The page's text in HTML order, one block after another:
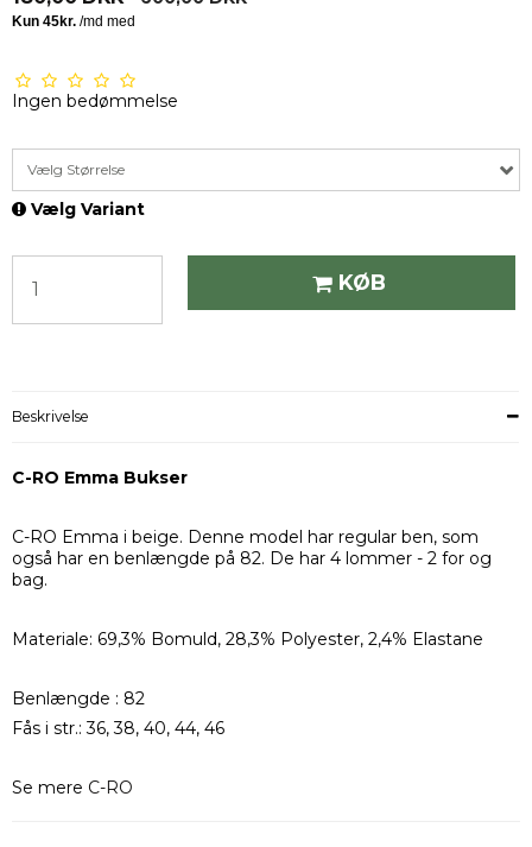
Ingen bedømmelse
Vælg Størrelse
Vælg Variant
KØB
Beskrivelse
C-RO Emma Bukser
C-RO Emma i beige. Denne model har regular ben, som
også har en benlængde på 82. De har 4 lommer - 2 for og
bag.
Materiale: 69,3% Bomuld, 28,3% Polyester, 2,4% Elastane
Benlængde : 82
Fås i str.: 36, 38, 40, 44, 46
Se mere C-RO